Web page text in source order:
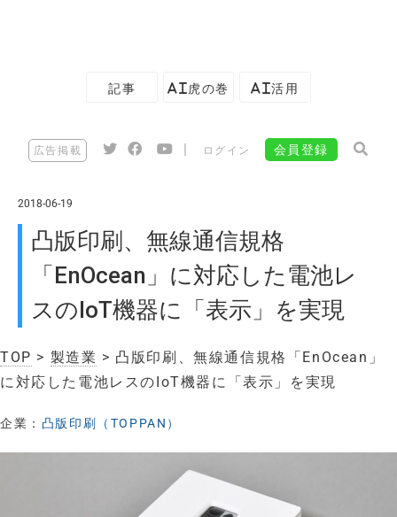
記事 AI虎の巻 AI活用
広告掲載 ログイン 会員登録
2018-06-19
凸版印刷、無線通信規格
「EnOcean」に対応した電池レ
スのIoT機器に「表示」を実現
TOP > 製造業 > 凸版印刷、無線通信規格「EnOcean」
に対応した電池レスのIoT機器に「表示」を実現
企業： 凸版印刷（TOPPAN）